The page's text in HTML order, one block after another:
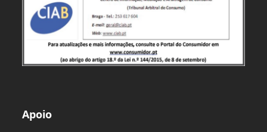
Apoio